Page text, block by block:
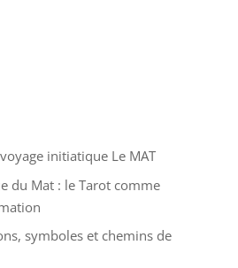
initiatique Le MAT
du Mat : le Tarot comme
symboles et chemins de